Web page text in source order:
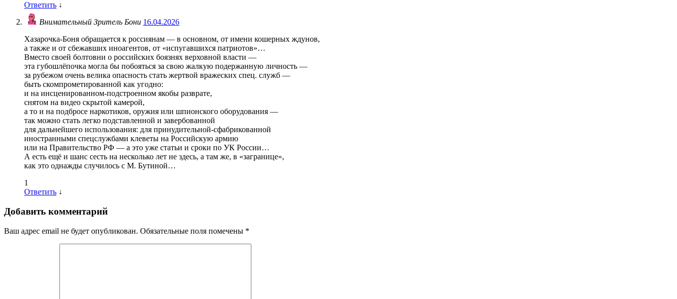
Ответить ↓
Внимательный Зритель Бони 16.04.2026
Хазарочка-Боня обращается к россиянам — в основном, от имени кошерных ждунов,
а также и от сбежавших иноагентов, от «испугавшихся патриотов»…
Вместо своей болтовни о российских боязнях верховной власти —
эта губошлёпочка могла бы побояться за свою жалкую подержанную личность —
за рубежом очень велика опасность стать жертвой вражеских спец. служб —
быть скомпрометированной как угодно:
и на инсценированном-подстроенном якобы разврате,
снятом на видео скрытой камерой,
а то и на подбросе наркотиков, оружия или шпионского оборудования —
так можно стать легко подставленной и завербованной
для дальнейшего использования: для принудительной-сфабрикованной
иностранными спецслужбами клеветы на Российскую армию
или на Правительство РФ — а это уже статьи и сроки по УК России…
А есть ещё и шанс сесть на несколько лет не здесь, а там же, в «загранице»,
как это однажды случилось с М. Бутиной…
1
Ответить ↓
Добавить комментарий
Ваш адрес email не будет опубликован. Обязательные поля помечены *